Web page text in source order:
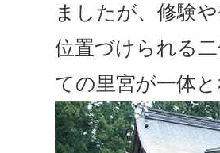
ましたが、修験
位置づけられる
ての里宮が一体